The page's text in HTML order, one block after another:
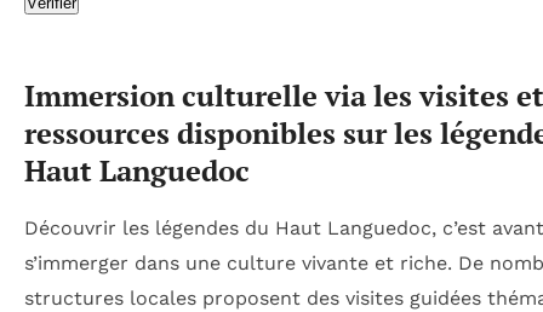
Immersion culturelle via les visites et
ressources disponibles sur les
Haut Languedoc
Découvrir les légendes du Haut Languedoc, c’est
s’immerger dans une culture vivante et riche. De
structures locales proposent des visites guidées